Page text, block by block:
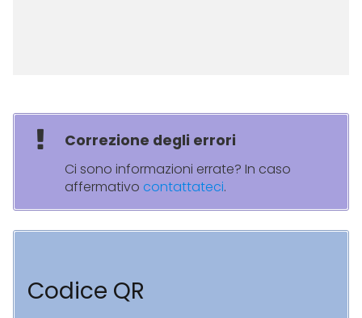
Correzione degli errori
Ci sono informazioni errate? In caso
affermativo contattateci.
Codice QR